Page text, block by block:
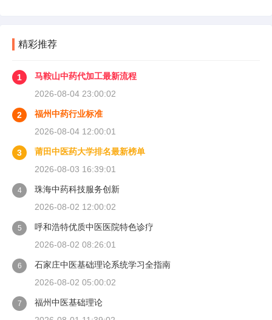
精彩推荐
1
马鞍山中药代加工最新流程
2026-08-04 23:00:02
2
福州中药行业标准
2026-08-04 12:00:01
3
莆田中医药大学排名最新榜单
2026-08-03 16:39:01
4
珠海中药科技服务创新
2026-08-02 12:00:02
5
呼和浩特优质中医医院特色诊疗
2026-08-02 08:26:01
6
石家庄中医基础理论系统学习全指南
2026-08-02 05:00:02
7
福州中医基础理论